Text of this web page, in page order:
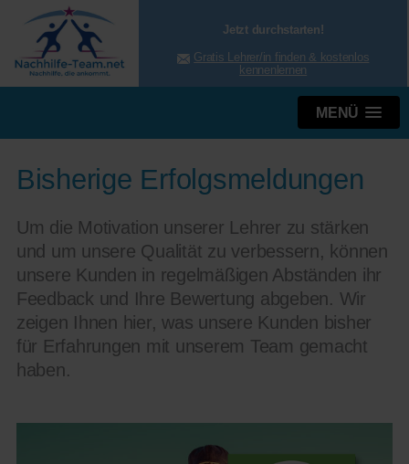
Jetzt durchstarten!
Gratis Lehrer/in finden & kostenlos
kennenlernen
MENÜ
Bisherige Erfolgsmeldungen
Um die Motivation unserer Lehrer zu stärken
und um unsere Qualität zu verbessern, können
unsere Kunden in regelmäßigen Abständen ihr
Feedback und Ihre Bewertung abgeben. Wir
zeigen Ihnen hier, was unsere Kunden bisher
für Erfahrungen mit unserem Team gemacht
haben.